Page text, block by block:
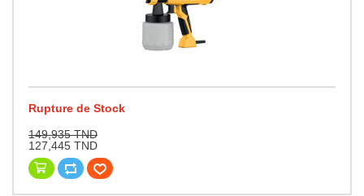
Rupture de Stock
149,935 TND
127,445 TND